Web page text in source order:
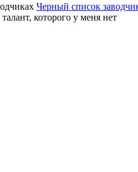
Черный список
которого у меня нет